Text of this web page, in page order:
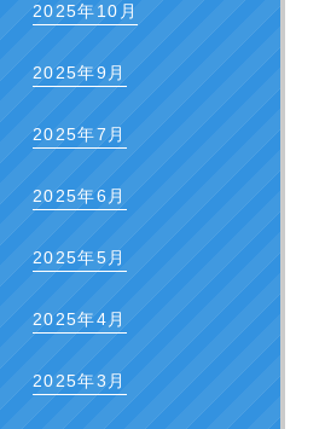
2025年10月
2025年9月
2025年7月
2025年6月
2025年5月
2025年4月
2025年3月